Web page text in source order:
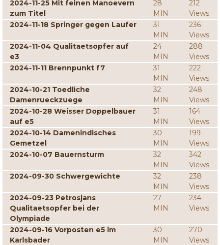
2024-11-25 Mit feinen Manoevern
zum Titel
28
MIN
212
Views
2024-11-18 Springer gegen Laufer
31
MIN
236
Views
2024-11-04 Qualitaetsopfer auf
e3
24
MIN
288
Views
2024-11-11 Brennpunkt f7
31
MIN
222
Views
2024-10-21 Toedliche
Damenrueckzuege
32
MIN
248
Views
2024-10-28 Weisser Doppelbauer
auf e5
31
MIN
164
Views
2024-10-14 Damenindisches
Gemetzel
30
MIN
199
Views
2024-10-07 Bauernsturm
32
MIN
342
Views
2024-09-30 Schwergewichte
32
MIN
238
Views
2024-09-23 Petrosjans
Qualitaetsopfer bei der
Olympiade
27
MIN
234
Views
2024-09-16 Vorposten e5 im
Karlsbader
30
MIN
270
Views